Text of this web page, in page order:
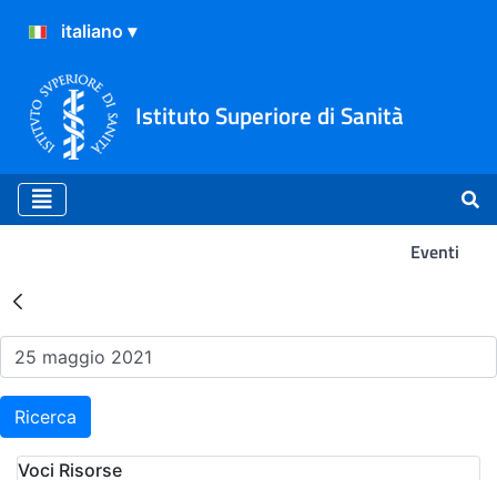
Istituto Superiore di Sanità
Eventi
Risultati della Ricerca -
Ricerca
Voci Risorse